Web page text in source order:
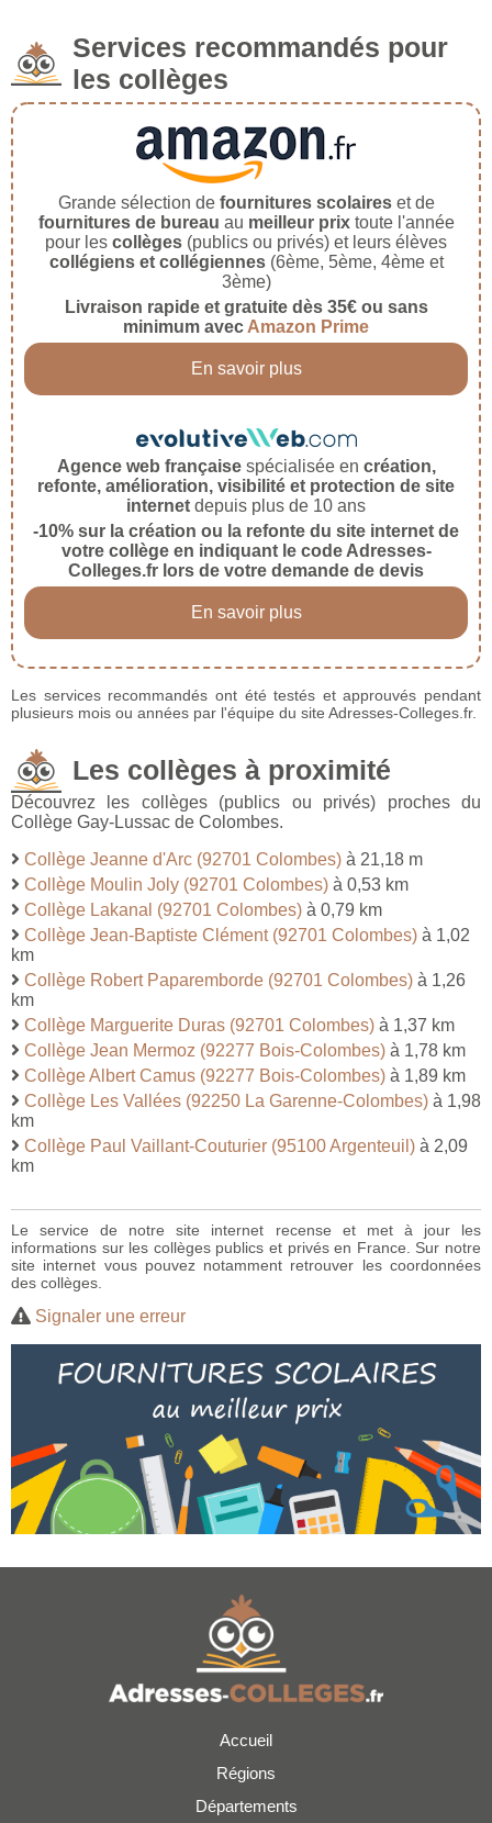
Services recommandés pour
les collèges
Grande sélection de fournitures scolaireset de
fournitures de bureau au meilleur prixtoute l'année
pour les collèges (publics ou privés) et leurs élèves
collégiens et collégiennes(6ème, 5ème, 4ème et
3ème)
Livraison rapide et gratuite dès 35€ ou sans
minimum avec Amazon Prime
En savoir plus
Agence web françaisespécialisée en création,
refonte, amélioration, visibilité et protection de site
internet depuis plus de 10 ans
-10% sur la création ou la refonte du site internet de
votre collège en indiquant le code Adresses-
Colleges.fr lors de votre demande de devis
En savoir plus
Les services recommandés ont été testés et approuvés pendant
plusieurs mois ou années par l'équipe du site Adresses-Colleges.fr.
Les collèges à proximité
Découvrez les collèges (publics ou privés) proches du
Collège Gay-Lussac de Colombes.
Collège Jeanne d'Arc (92701 Colombes) à 21,18 m
Collège Moulin Joly (92701 Colombes) à 0,53 km
Collège Lakanal (92701 Colombes) à 0,79 km
Collège Jean-Baptiste Clément (92701 Colombes) à 1,02
km
Collège Robert Paparemborde (92701 Colombes) à 1,26
km
Collège Marguerite Duras (92701 Colombes) à 1,37 km
Collège Jean Mermoz (92277 Bois-Colombes) à 1,78 km
Collège Albert Camus (92277 Bois-Colombes) à 1,89 km
Collège Les Vallées (92250 La Garenne-Colombes) à 1,98
km
Collège Paul Vaillant-Couturier (95100 Argenteuil) à 2,09
km
Le service de notre site internet recense et met à jour les
informations sur les collèges publics et privés en France. Sur notre
site internet vous pouvez notamment retrouver les coordonnées
des collèges.
Signaler une erreur
Accueil
Régions
Départements